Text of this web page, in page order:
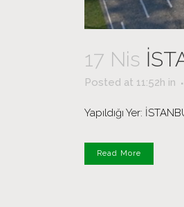
17 Nis
Posted at 11:52h in
Yapıldığı Yer:
Read More